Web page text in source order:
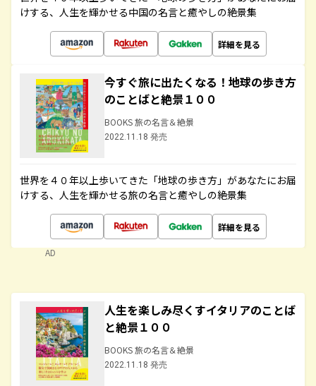
けする、人生を輝かせる中国の名言と癒やしの絶景集
詳細を見る
今すぐ旅に出たくなる！地球の歩き方
のことばと絶景１００
BOOKS 旅の名言＆絶景
2022.11.18 発売
世界を４０年以上歩いてきた「地球の歩き方」があなたにお届
けする、人生を輝かせる旅の名言と癒やしの絶景集
詳細を見る
AD
人生を楽しみ尽くすイタリアのことば
と絶景１００
BOOKS 旅の名言＆絶景
2022.11.18 発売